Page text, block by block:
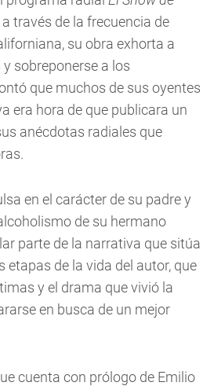
través de la frecuencia de
su obra exhorta a
sobreponerse a los
que muchos de sus oyentes
era hora de que publicara un
anécdotas radiales que
en el carácter de su padre y
de su hermano
parte de la narrativa que sitúa
etapas de la vida del autor, que
y el drama que vivió la
en busca de un mejor
cuenta con prólogo de Emilio